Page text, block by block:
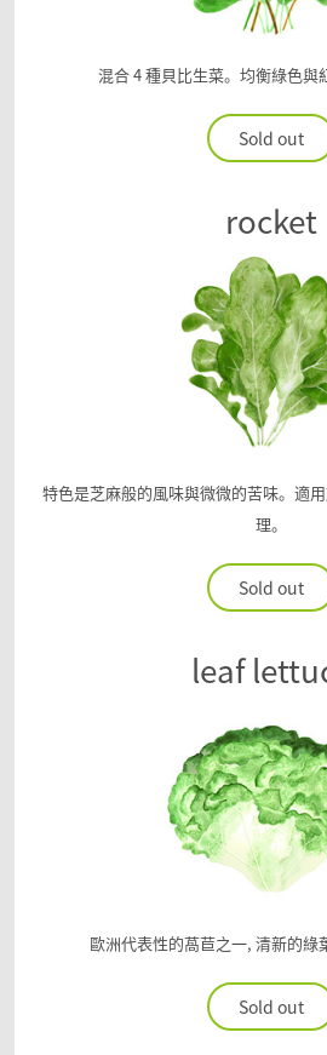
混合 4 種貝比生菜。均衡綠色與
Sold out
rocket
特色是芝麻般的風味與微微的苦味。適
理。
Sold out
leaf
歐洲代表性的萵苣之一, 清新的綠
Sold out